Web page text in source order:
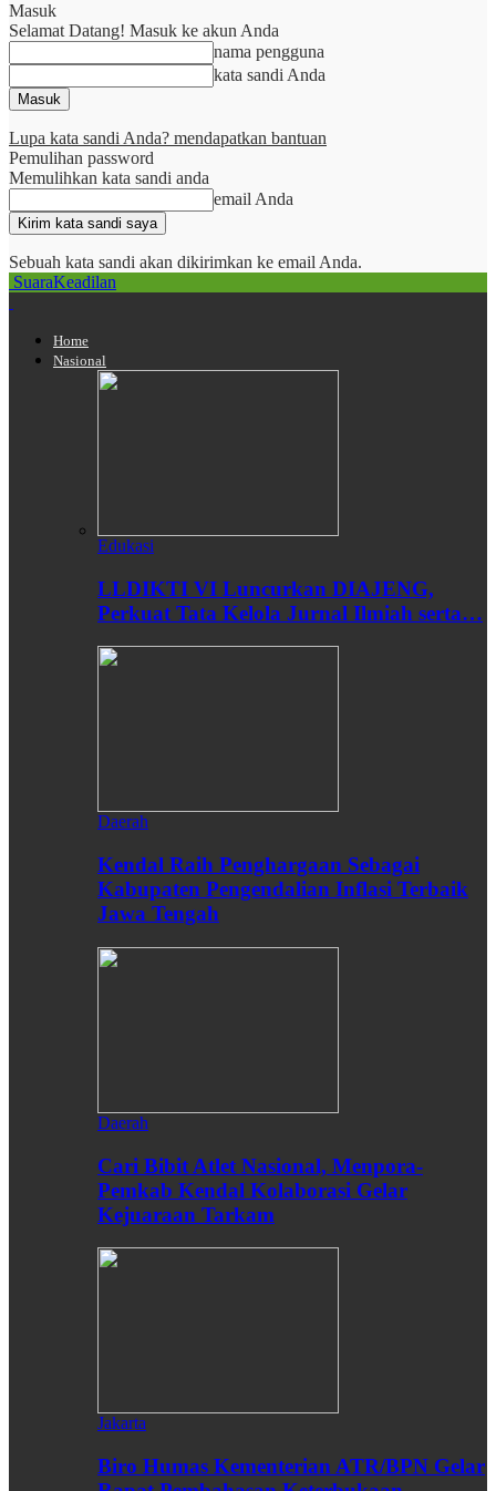
Masuk
Selamat Datang! Masuk ke akun Anda
nama pengguna
kata sandi Anda
Lupa kata sandi Anda? mendapatkan bantuan
Pemulihan password
Memulihkan kata sandi anda
email Anda
Sebuah kata sandi akan dikirimkan ke email Anda.
SuaraKeadilan
Home
Nasional
Edukasi
LLDIKTI VI Luncurkan DIAJENG,
Perkuat Tata Kelola Jurnal Ilmiah serta…
Daerah
Kendal Raih Penghargaan Sebagai
Kabupaten Pengendalian Inflasi Terbaik
Jawa Tengah
Daerah
Cari Bibit Atlet Nasional, Menpora-
Pemkab Kendal Kolaborasi Gelar
Kejuaraan Tarkam
Jakarta
Biro Humas Kementerian ATR/BPN Gelar